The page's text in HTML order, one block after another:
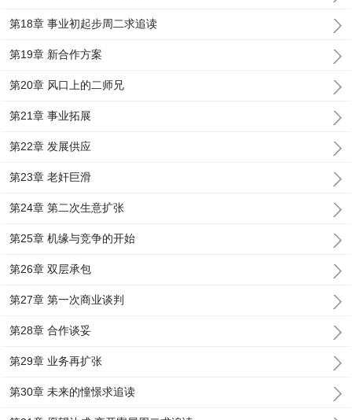
第18章 事业初起步周二求追读
第19章 新合作方案
第20章 风口上的二师兄
第21章 事业拓展
第22章 发展供应
第23章 老奸巨滑
第24章 第二次生意扩张
第25章 机缘与竞争的开始
第26章 双层承包
第27章 第一次商业谈判
第28章 合作谈妥
第29章 业务再扩张
第30章 未来的憧憬求追读